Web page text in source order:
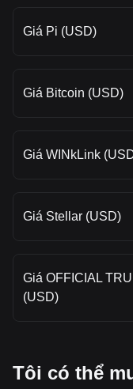
Giá Pi (USD)
Giá Bitcoin (USD)
Giá WINkLink
Giá Stellar (USD)
Giá OFFICIAL
(USD)
Tôi có thể